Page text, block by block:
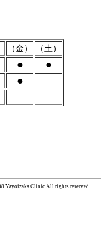
（金）
（土）
● ●
●
Yayoizaka Clinic All rights reserved.